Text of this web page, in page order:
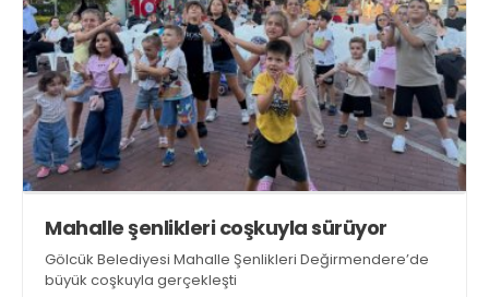
Mahalle şenlikleri coşkuyla sürüyor
Gölcük Belediyesi Mahalle Şenlikleri Değirmendere’de
büyük coşkuyla gerçekleşti